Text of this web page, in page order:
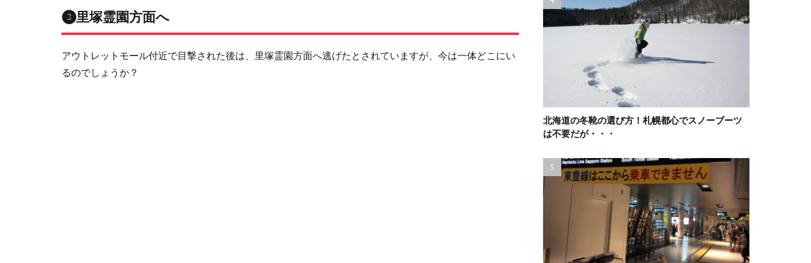
❸里塚霊園方面へ
アウトレットモール付近で目撃された後は、里塚霊園方面へ逃げたとされていますが、今は一体どこにい
るのでしょうか？
北海道の冬靴の選び方！札幌都心でスノーブーツ
は不要だが・・・